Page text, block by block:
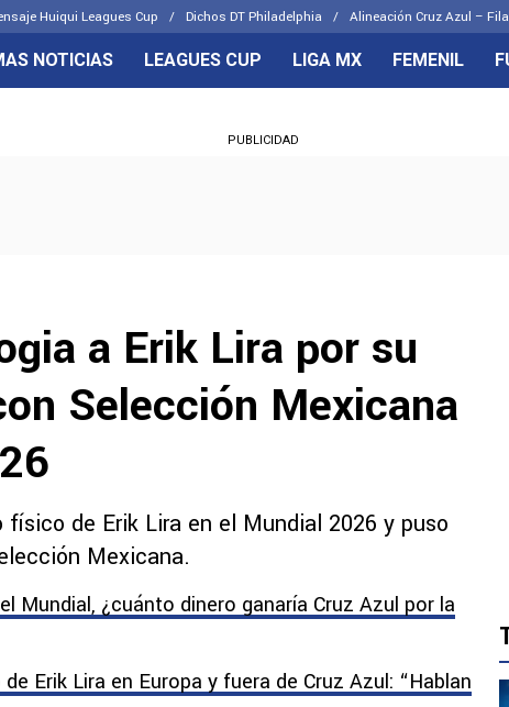
Huiqui Leagues Cup Dichos DT Philadelphia Alineación Cruz Azul –
CELESTES
NOTICIAS LEAGUES CUP LIGA MX FEMENIL
PUBLICIDAD
a Erik Lira por su
Selección Mexicana
de Erik Lira en el Mundial 2026 y puso
Mexicana.
Mundial, ¿cuánto dinero ganaría Cruz Azul por la
Erik Lira en Europa y fuera de Cruz Azul: “Hablan